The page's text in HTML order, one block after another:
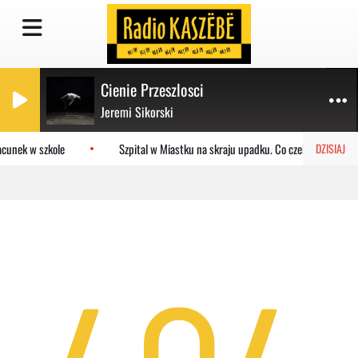
Cienie Przeszlosci
Jeremi Sikorski
DZISIAJ
w szkole Szpital w Miastku na skraju upadku. Co czeka placówkę?